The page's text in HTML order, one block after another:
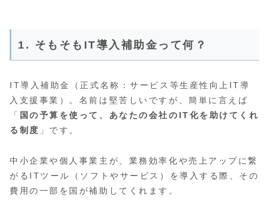
1. そもそもIT導入補助金って何？
IT導入補助金（正式名称：サービス等生産性向上IT導
入支援事業）。名前は堅苦しいですが、簡単に言えば
「
国の予算を使って、あなたの会社のIT化を助けてくれ
る制度 」です。
中小企業や個人事業主が、業務効率化や売上アップに繋
がるITツール（ソフトやサービス）を導入する際、その
費用の一部を国が補助してくれます。